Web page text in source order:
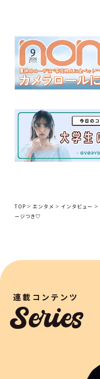
TOP エンタメ インタビュー
ージつき♡
連載コンテンツ
Series